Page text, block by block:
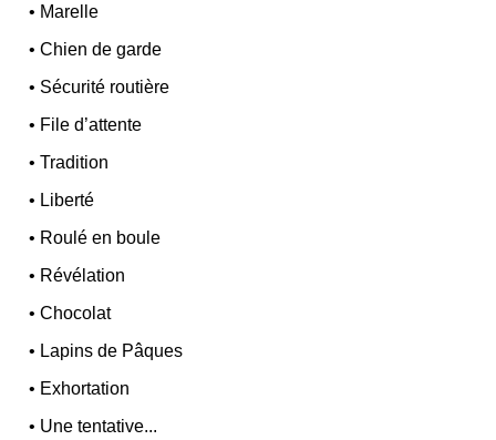
• Marelle
•Chien de garde
• Sécurité routière
• File d’attente
•Tradition
• Liberté
• Roulé en boule
• Révélation
•Chocolat
• Lapins de Pâques
• Exhortation
• Une tentative...